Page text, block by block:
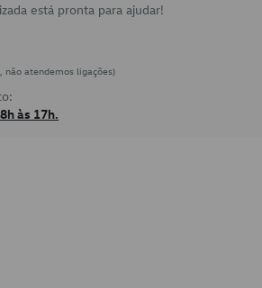
está pronta para ajudar!
não atendemos ligações)
às 17h.